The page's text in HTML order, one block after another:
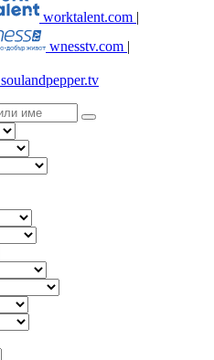
worktalent.com |
wnesstv.com |
soulandpepper.tv